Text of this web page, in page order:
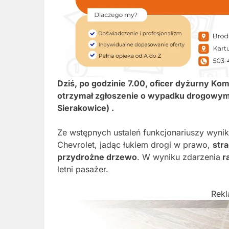
Dziś, po godzinie 7.00, oficer dyżurny
otrzymał zgłoszenie o wypadku
Sierakowice) .
Ze wstępnych ustaleń funkcjonariuszy
Chevrolet, jadąc łukiem drogi w prawo,
przydrożne drzewo. W wyniku zdarzenia
letni pasażer.